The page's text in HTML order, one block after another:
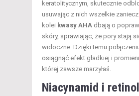
keratolitycznym, skutecznie
usuwając z nich wszelkie
kolei kwasy AHA dbają o
skóry, sprawiając, że pory stają
widoczne. Dzięki temu
osiągnąć efekt gładkiej i
której zawsze marzyłaś.
Niacynamid i